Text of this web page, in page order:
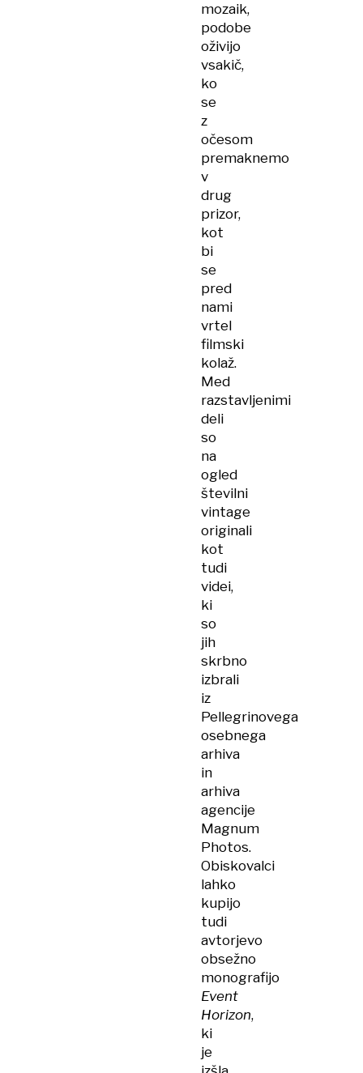
mozaik,
podobe
oživijo
vsakič,
ko
se
z
očesom
premaknemo
v
drug
prizor,
kot
bi
se
pred
nami
vrtel
filmski
kolaž.
Med
razstavljenimi
deli
so
na
ogled
številni
vintage
originali
kot
tudi
videi,
ki
so
jih
skrbno
izbrali
iz
Pellegrinovega
osebnega
arhiva
in
arhiva
agencije
Magnum
Photos.
Obiskovalci
lahko
kupijo
tudi
avtorjevo
obsežno
monografijo
Event
Horizon,
ki
je